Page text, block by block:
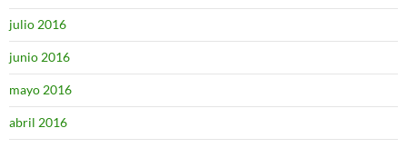
julio 2016
junio 2016
mayo 2016
abril 2016